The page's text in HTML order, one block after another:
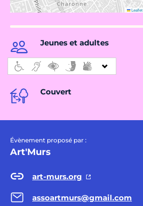
Leaflet
Jeunes et adultes
Couvert
Évènement proposé par :
Art'Murs
art-murs.org
assoartmurs@gmail.com